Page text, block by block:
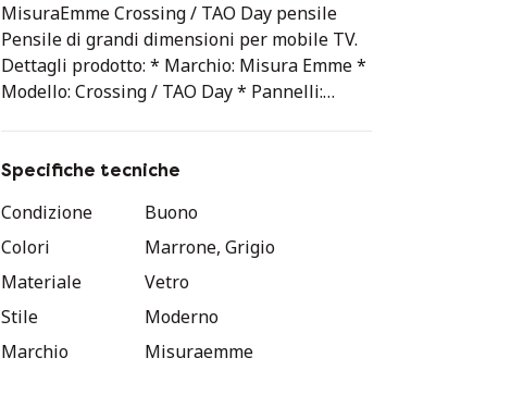
MisuraEmme Crossing / TAO Day pensile
Pensile di grandi dimensioni per mobile TV.
Dettagli prodotto: * Marchio: Misura Emme *
Modello: Crossing / TAO Day * Pannelli:
illuminazione LED
Specifiche tecniche
Condizione
Buono
Colori
Marrone, Grigio
Materiale
Vetro
Stile
Moderno
Marchio
Misuraemme